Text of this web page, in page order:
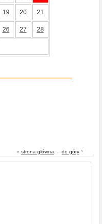
19 20 21
26 27 28
« strona główna - do góry ^